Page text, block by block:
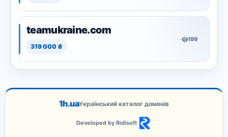
teamukraine.com
319 000 ₴
199
1h.uaУкраїнський каталог доменів
Developed by Ridisoft